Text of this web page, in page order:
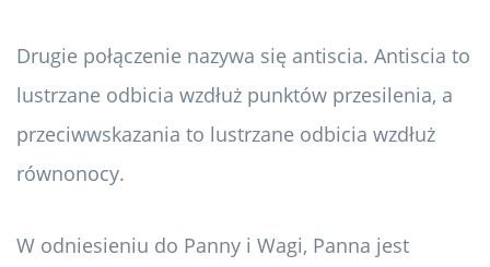
Drugie połączenie nazywa się antiscia. Antiscia to
lustrzane odbicia wzdłuż punktów przesilenia, a
przeciwwskazania to lustrzane odbicia wzdłuż
równonocy.
W odniesieniu do Panny i Wagi, Panna jest